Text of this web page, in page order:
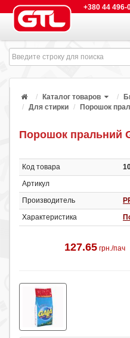
+380 44 496-
Каталог товаров
Для стирки
Порошок
Порошок пральний
Код товара
Артикул
Производитель
Характеристика
127.65 грн./пач